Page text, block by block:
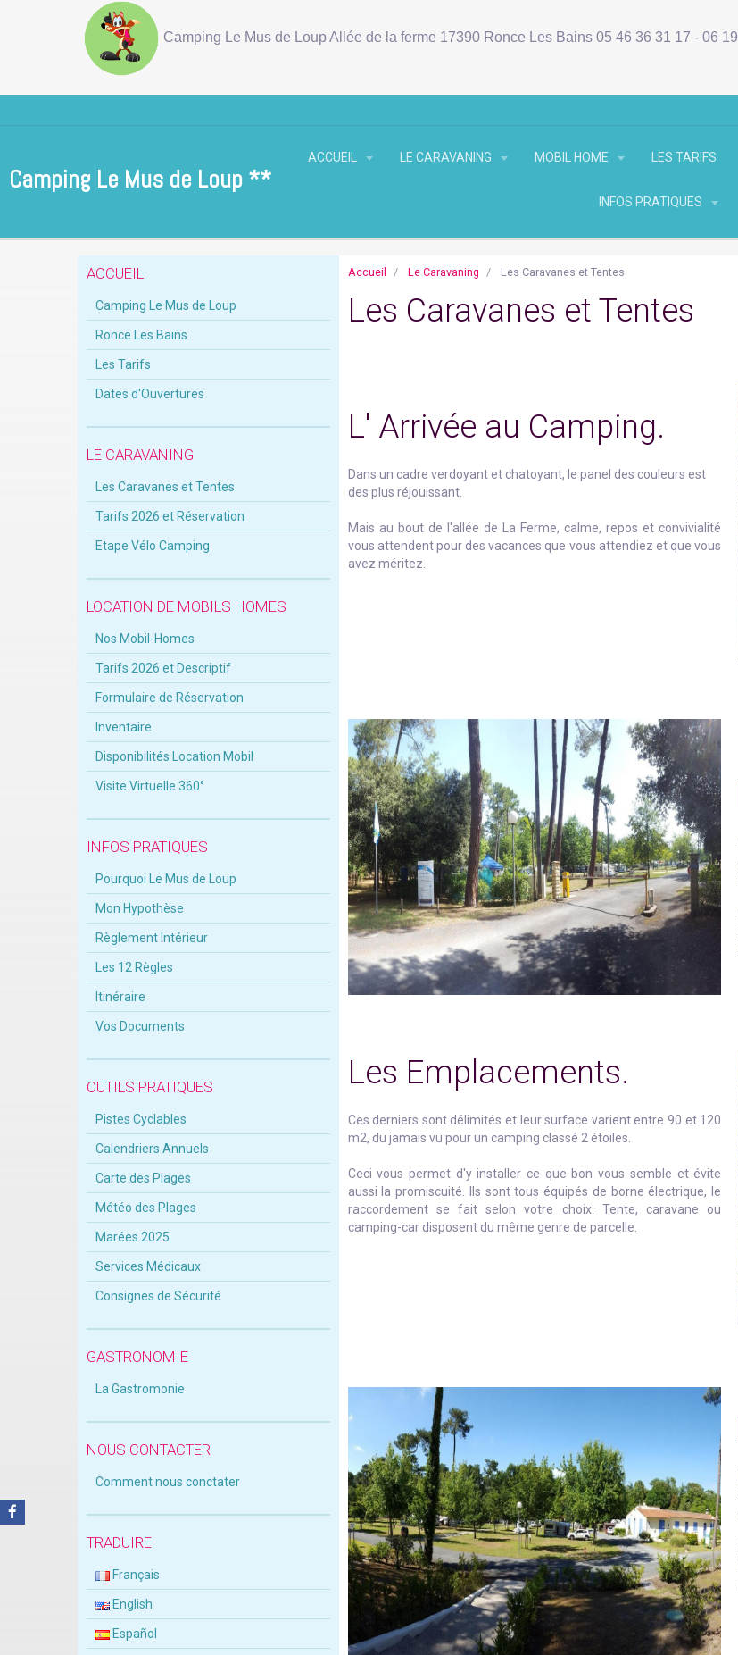
Camping Le Mus de Loup Allée de la ferme 17390 Ronce Les Bains 05 46 36 31 17 - 06
Camping Le Mus de Loup **
ACCUEIL LE CARAVANING MOBIL HOME LES TARIFS
INFOS PRATIQUES
Accueil Le Caravaning Les Caravanes et Tentes
Les Caravanes et Tentes
L' Arrivée au Camping.
Dans un cadre verdoyant et chatoyant, le panel des couleurs est
des plus réjouissant.
Mais au bout de l'allée de La Ferme, calme, repos et convivialité
vous attendent pour des vacances que vous attendiez et que vous
avez méritez.
Les Emplacements.
Ces derniers sont délimités et leur surface varient entre 90 et 120
m2, du jamais vu pour un camping classé 2 étoiles.
Ceci vous permet d'y installer ce que bon vous semble et évite
aussi la promiscuité. Ils sont tous équipés de borne électrique, le
raccordement se fait selon votre choix. Tente, caravane ou
camping-car disposent du même genre de parcelle.
ACCUEIL
Camping Le Mus de Loup
Ronce Les Bains
Les Tarifs
Dates d'Ouvertures
LE CARAVANING
Les Caravanes et Tentes
Tarifs 2026 et Réservation
Etape Vélo Camping
LOCATION DE MOBILS HOMES
Nos Mobil-Homes
Tarifs 2026 et Descriptif
Formulaire de Réservation
Inventaire
Disponibilités Location Mobil
Visite Virtuelle 360°
INFOS PRATIQUES
Pourquoi Le Mus de Loup
Mon Hypothèse
Règlement Intérieur
Les 12 Règles
Itinéraire
Vos Documents
OUTILS PRATIQUES
Pistes Cyclables
Calendriers Annuels
Carte des Plages
Météo des Plages
Marées 2025
Services Médicaux
Consignes de Sécurité
GASTRONOMIE
La Gastromonie
NOUS CONTACTER
Comment nous conctater
TRADUIRE
Français
English
Español